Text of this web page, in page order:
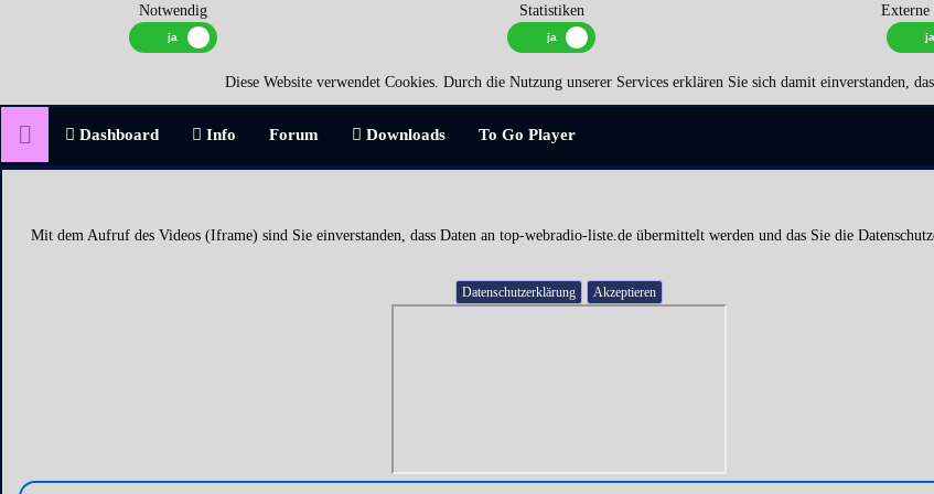
Notwendig Statistiken Externe
Diese Website verwendet Cookies. Durch die Nutzung unserer Services erklären Sie sich damit einverstanden,
Dashboard Info Forum Downloads To Go Player
Mit dem Aufruf des Videos (Iframe) sind Sie einverstanden, dass Daten an top-webradio-liste.de übermittelt werden und das Sie die
Datenschutzerklärung